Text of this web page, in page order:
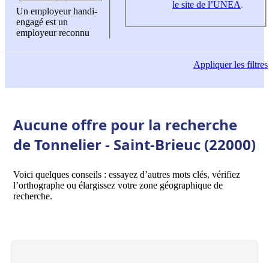
Un employeur handi-
engagé est un
employeur reconnu
le site de l’UNEA.
Appliquerles filtres
Aucune offre pour la recherche
de Tonnelier - Saint-Brieuc (22000)
Voici quelques conseils : essayez d’autres mots clés, vérifiez
l’orthographe ou élargissez votre zone géographique de
recherche.